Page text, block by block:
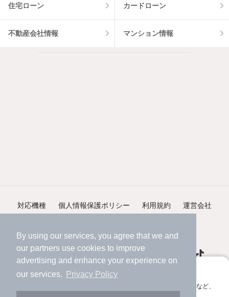
By using our services, you agree that we and
our partners use cookies to improve
advertising and enhance your experience on
our services.
Privacy Policy
アプリに切り替えて、サクサクお部屋探し
会員登録なしですぐ使える。マップ検索やお気に入り保存など、
住宅ローン カードローン
不動産会社情報 マンション情報
対応機種 個人情報保護ポリシー 利用規約 運営会社
©NIFTY Lifestyle Co., Ltd.